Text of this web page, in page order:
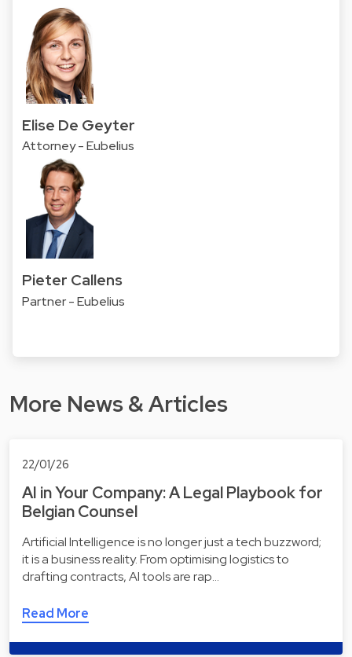
Elise De Geyter
Attorney - Eubelius
Pieter Callens
Partner - Eubelius
More News & Articles
22/01/26
AI in Your Company: A Legal Playbook for
Belgian Counsel
Artificial Intelligence is no longer just a tech buzzword;
it is a business reality. From optimising logistics to
drafting contracts, AI tools are rap…
Read More